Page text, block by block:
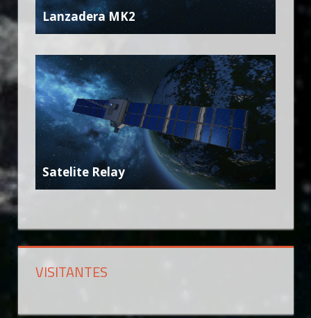
Lanzadera MK2
Satelite Relay
VISITANTES